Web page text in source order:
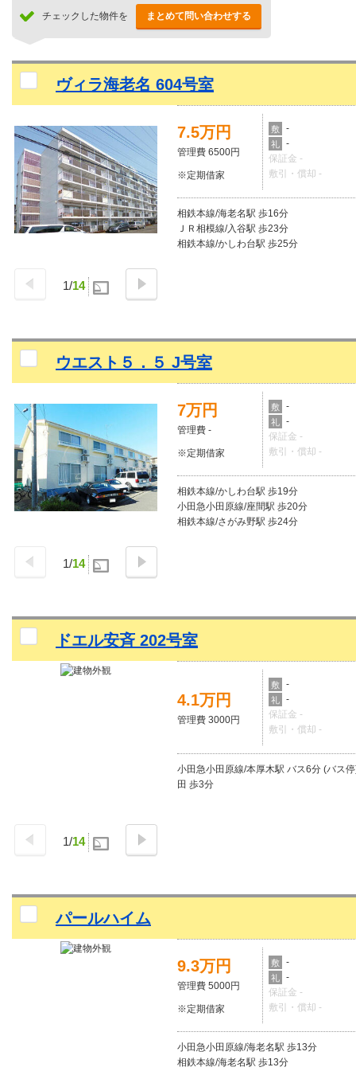
チェックした物件を まとめて問い合わせする
ヴィラ海老名 604号室
1/14
7.5万円
管理費 6500円
※定期借家
敷 -
礼
-
保証金 -
敷引・償却 -
相鉄本線/海老名駅 歩16分
ＪＲ相模線/入谷駅 歩23分
相鉄本線/かしわ台駅 歩25分
ウエスト５．５ J号室
1/14
7万円
管理費 -
※定期借家
敷 -
礼
-
保証金 -
敷引・償却 -
相鉄本線/かしわ台駅 歩19分
小田急小田原線/座間駅 歩20分
相鉄本線/さがみ野駅 歩24分
ドエル安斉 202号室
1/14
4.1万円
管理費 3000円
敷 -
礼
-
保証金 -
敷引・償却 -
小田急小田原線/本厚木駅 バス6分 (バス
田 歩3分
パールハイム
9.3万円
管理費 5000円
※定期借家
敷 -
礼
-
保証金 -
敷引・償却 -
小田急小田原線/海老名駅 歩13分
相鉄本線/海老名駅 歩13分